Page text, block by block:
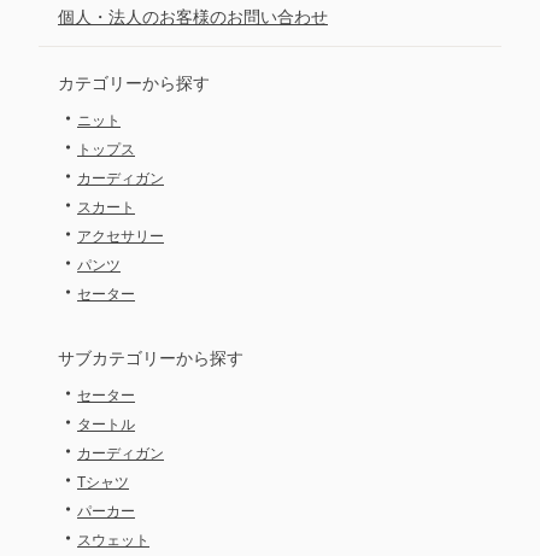
個人・法人のお客様のお問い合わせ
カテゴリーから探す
・ ニット
・ トップス
・ カーディガン
・ スカート
・ アクセサリー
・ パンツ
・ セーター
サブカテゴリーから探す
・ セーター
・ タートル
・ カーディガン
・ Tシャツ
・ パーカー
・ スウェット